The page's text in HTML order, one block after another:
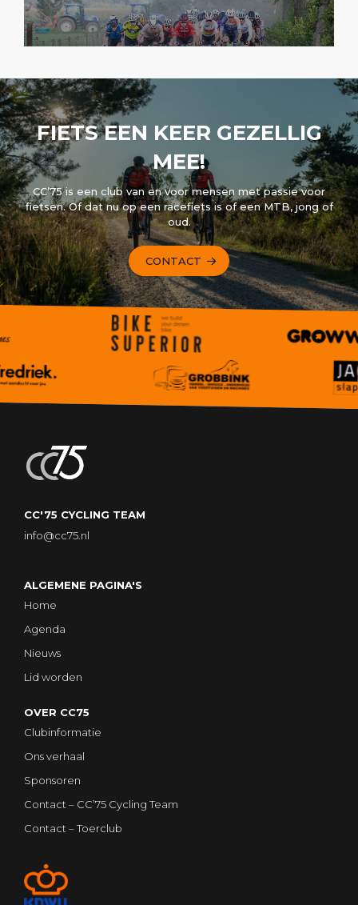
FIETS EEN KEER GEZELLIG
MEE!
CC’75 is een club van en voor mensen met passie voor
fietsen. Of dat nu op een racefiets is of een MTB, jong of
oud.
CONTACT
CC'75 CYCLING TEAM
info@cc75.nl
ALGEMENE PAGINA'S
Home
Agenda
Nieuws
Lid worden
OVER CC75
Clubinformatie
Ons verhaal
Sponsoren
Contact – CC’75 Cycling Team
Contact – Toerclub